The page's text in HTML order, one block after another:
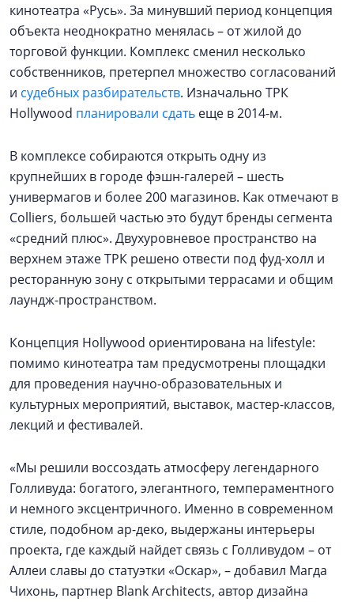
кинотеатра «Русь». За минувший период концепция
объекта неоднократно менялась – от жилой до
торговой функции. Комплекс сменил несколько
собственников, претерпел множество согласований
и судебных разбирательств. Изначально ТРК
Hollywood планировали сдать еще в 2014-м.
В комплексе собираются открыть одну из
крупнейших в городе фэшн-галерей – шесть
универмагов и более 200 магазинов. Как отмечают в
Colliers, большей частью это будут бренды сегмента
«средний плюс». Двухуровневое пространство на
верхнем этаже ТРК решено отвести под фуд-холл и
ресторанную зону с открытыми террасами и общим
лаундж-пространством.
Концепция Hollywood ориентирована на lifestyle:
помимо кинотеатра там предусмотрены площадки
для проведения научно-образовательных и
культурных мероприятий, выставок, мастер-классов,
лекций и фестивалей.
«Мы решили воссоздать атмосферу легендарного
Голливуда: богатого, элегантного, темпераментного
и немного эксцентричного. Именно в современном
стиле, подобном ар-деко, выдержаны интерьеры
проекта, где каждый найдет связь с Голливудом – от
Аллеи славы до статуэтки «Оскар», – добавил Магда
Чихонь, партнер Blank Architects, автор дизайна